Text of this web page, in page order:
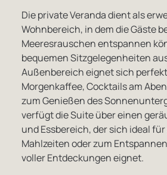
Die private Veranda dient als
Wohnbereich, in dem die Gäste
Meeresrauschen entspannen
bequemen Sitzgelegenheiten
Außenbereich eignet sich
Morgenkaffee, Cocktails am
zum Genießen des
verfügt die Suite über einen
und Essbereich, der sich ideal
Mahlzeiten oder zum
voller Entdeckungen eignet.